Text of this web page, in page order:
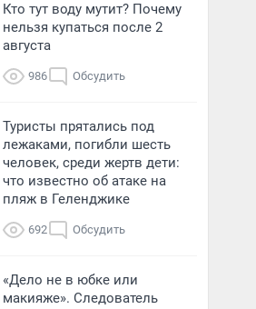
Кто тут воду мутит? Почему
нельзя купаться после 2
августа
986 Обсудить
Туристы прятались под
лежаками, погибли шесть
человек, среди жертв дети:
что известно об атаке на
пляж в Геленджике
692 Обсудить
«Дело не в юбке или
макияже». Следователь